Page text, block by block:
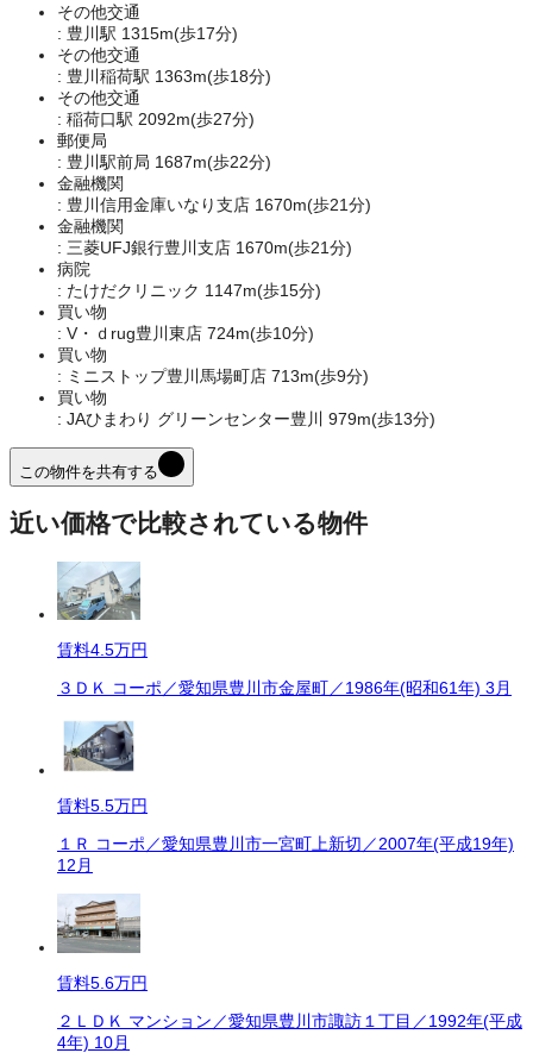
その他交通
: 豊川駅 1315m(歩17分)
その他交通
: 豊川稲荷駅 1363m(歩18分)
その他交通
: 稲荷口駅 2092m(歩27分)
郵便局
: 豊川駅前局 1687m(歩22分)
金融機関
: 豊川信用金庫いなり支店 1670m(歩21分)
金融機関
: 三菱UFJ銀行豊川支店 1670m(歩21分)
病院
: たけだクリニック 1147m(歩15分)
買い物
: V・ｄrug豊川東店 724m(歩10分)
買い物
: ミニストップ豊川馬場町店 713m(歩9分)
買い物
: JAひまわり グリーンセンター豊川 979m(歩13分)
この物件を共有する
近い価格で比較されている物件
賃料4.5万円
３ＤＫ コーポ／愛知県豊川市金屋町／1986年(昭和61年) 3月
賃料5.5万円
１Ｒ コーポ／愛知県豊川市一宮町上新切／2007年(平成19年)
12月
賃料5.6万円
２ＬＤＫ マンション／愛知県豊川市諏訪１丁目／1992年(平成
4年) 10月